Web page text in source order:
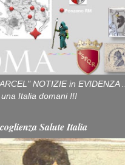
NOTIZIE in EVIDENZA ...
Italia domani !!!
Salute Italia